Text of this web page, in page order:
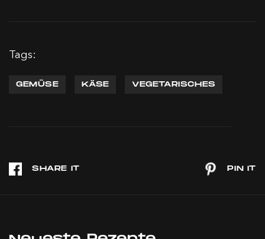
Tags:
GEMÜSE KÄSE VEGETARISCHES